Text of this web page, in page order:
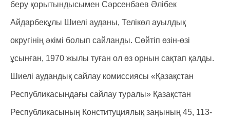
беру қорытындысымен Сәрсенбаев Әлібек
Айдарбекұлы Шиелі ауданы, Телікөл ауылдық
округінің әкімі болып сайланды. Сөйтіп өзін-өзі
ұсынған, 1970 жылы туған ол өз орнын сақтап қалды.
Шиелі аудандық сайлау комиссиясы «Қазақстан
Республикасындағы сайлау туралы» Қазақстан
Республикасының Конституциялық заңының 45, 113-